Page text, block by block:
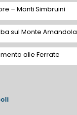
– Monti Simbruini
sul Monte Amandola
alle Ferrate